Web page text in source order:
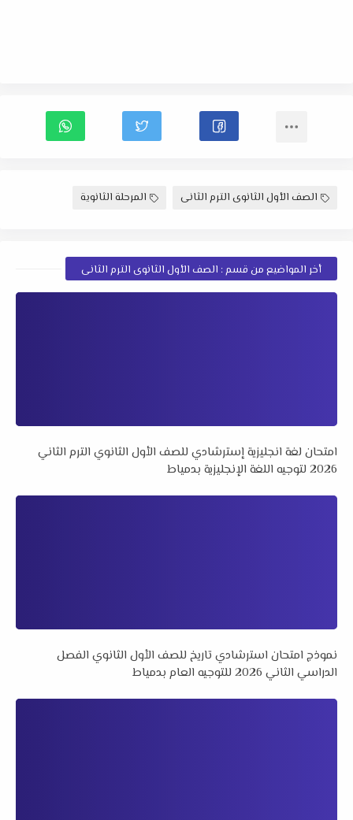
الصف الأول الثانوى الترم الثانى المرحلة الثانوية
أخر المواضيع من قسم : الصف الأول الثانوى الترم الثانى
امتحان لغة انجليزية إسترشادي للصف الأول الثانوي الترم الثاني
2026 لتوجيه اللغة الإنجليزية بدمياط
نموذج امتحان استرشادي تاريخ للصف الأول الثانوي الفصل
الدراسي الثاني 2026 للتوجيه العام بدمياط